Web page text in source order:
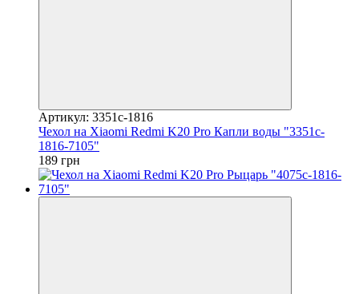
Артикул: 3351c-1816
Чехол на Xiaomi Redmi K20 Pro Капли воды "3351c-
1816-7105"
189 грн